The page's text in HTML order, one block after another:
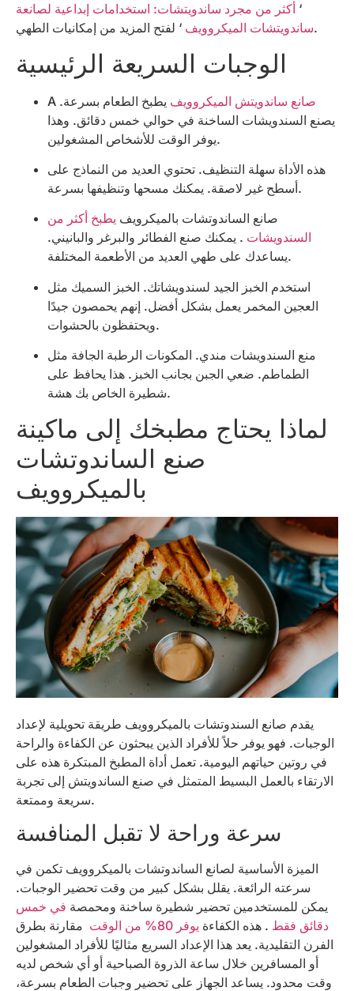
‘ أكثر من مجرد ساندويتشات: استخدامات إبداعية لصانعة
ساندويتشات الميكروويف‘ لفتح المزيد من إمكانيات الطهي.
الوجبات السريعة الرئيسية
A صانع ساندويتش الميكروويف يطبخ الطعام بسرعة.
يصنع السندويشات الساخنة في حوالي خمس دقائق. وهذا
يوفر الوقت للأشخاص المشغولين.
هذه الأداة سهلة التنظيف. تحتوي العديد من النماذج على
أسطح غير لاصقة. يمكنك مسحها وتنظيفها بسرعة.
صانع الساندوتشات بالميكرويف يطبخ أكثر من
السندويشات . يمكنك صنع الفطائر والبرغر والبانيني.
يساعدك على طهي العديد من الأطعمة المختلفة.
استخدم الخبز الجيد لسندويشاتك. الخبز السميك مثل
العجين المخمر يعمل بشكل أفضل. إنهم يحمصون جيدًا
ويحتفظون بالحشوات.
منع السندويشات مندي. المكونات الرطبة الجافة مثل
الطماطم. ضعي الجبن بجانب الخبز. هذا يحافظ على
شطيرة الخاص بك هشة.
لماذا يحتاج مطبخك إلى ماكينة
صنع الساندوتشات
بالميكروويف
يقدم صانع السندوتشات بالميكروويف طريقة تحويلية لإعداد
الوجبات. فهو يوفر حلاً للأفراد الذين يبحثون عن الكفاءة والراحة
في روتين حياتهم اليومية. تعمل أداة المطبخ المبتكرة هذه على
الارتقاء بالعمل البسيط المتمثل في صنع الساندويتش إلى تجربة
سريعة وممتعة.
سرعة وراحة لا تقبل المنافسة
الميزة الأساسية لصانع الساندوتشات بالميكروويف تكمن في
سرعته الرائعة. يقلل بشكل كبير من وقت تحضير الوجبات.
يمكن للمستخدمين تحضير شطيرة ساخنة ومحمصة في خمس
دقائق فقط . هذه الكفاءة يوفر 80% من الوقت
مقارنة بطرق
الفرن التقليدية. يعد هذا الإعداد السريع مثاليًا للأفراد المشغولين
أو المسافرين خلال ساعة الذروة الصباحية أو أي شخص لديه
وقت محدود. يساعد الجهاز على تحضير وجبات الطعام بسرعة،